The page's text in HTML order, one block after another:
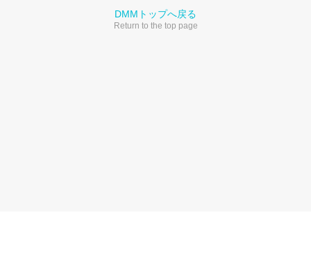
DMMトップへ戻る
Return to the top page